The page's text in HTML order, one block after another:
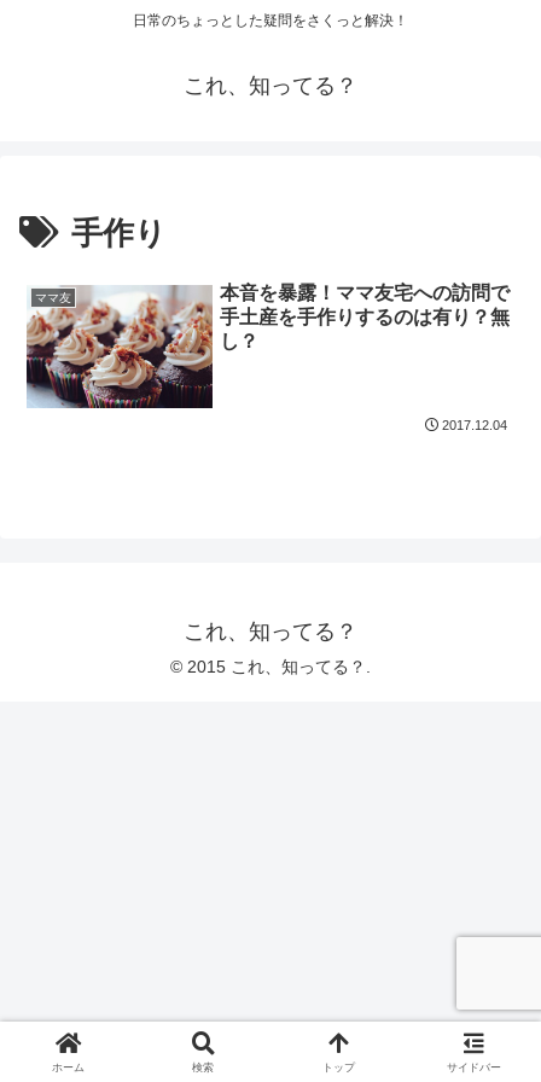
日常のちょっとした疑問をさくっと解決！
これ、知ってる？
手作り
ママ友
本音を暴露！ママ友宅への訪問で
手土産を手作りするのは有り？無
し？
2017.12.04
これ、知ってる？
© 2015 これ、知ってる？.
ホーム 検索 トップ サイドバー